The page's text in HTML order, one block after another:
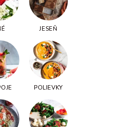
JESEŇ
POLIEVKY